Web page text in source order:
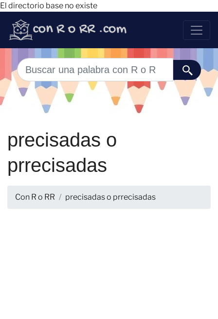
El directorio base no existe
precisadas o
prrecisadas
Con R o RR precisadas o prrecisadas